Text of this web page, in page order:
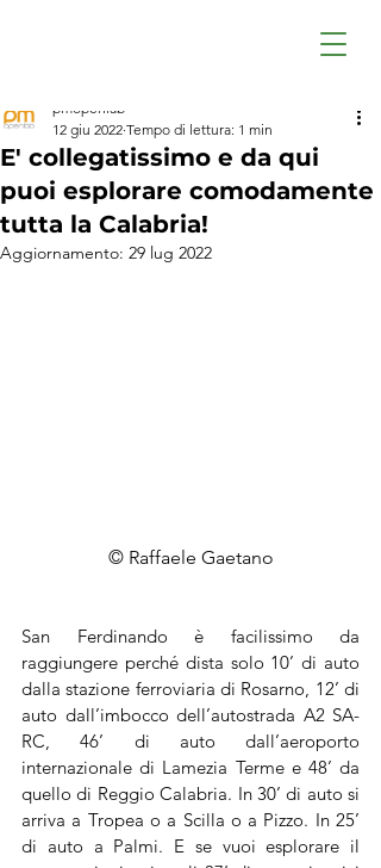
E' collegatissimo e da qui
puoi esplorare comodamente
tutta la Calabria!
pmopenlab
12 giu 2022 Tempo di lettura: 1 min
Aggiornamento: 29 lug 2022
© Raffaele Gaetano
San Ferdinando è facilissimo da
raggiungere perché dista solo 10’ di auto
dalla stazione ferroviaria di Rosarno, 12’ di
auto dall’imbocco dell’autostrada A2 SA-
RC, 46’ di auto dall’aeroporto
internazionale di Lamezia Terme e 48’ da
quello di Reggio Calabria. In 30’ di auto si
arriva a Tropea o a Scilla o a Pizzo. In 25’
di auto a Palmi. E se vuoi esplorare il